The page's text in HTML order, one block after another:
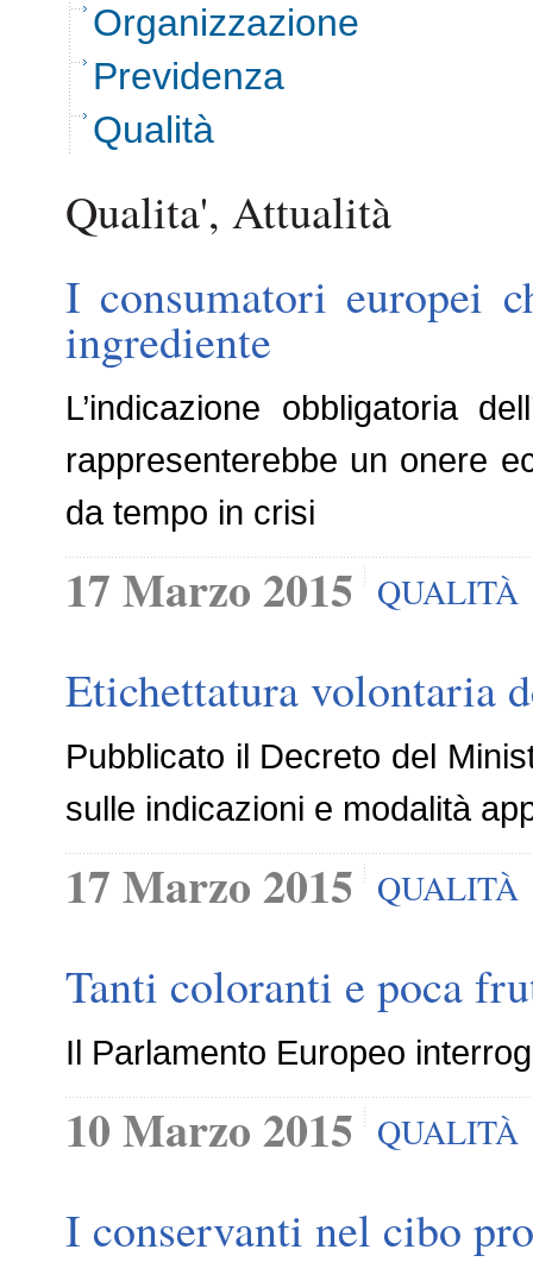
Organizzazione
Previdenza
Qualità
Qualita', Attualità
I consumatori europei
ingrediente
L’indicazione obbligatoria
rappresenterebbe un onere
da tempo in crisi
17 Marzo 2015 QUALITÀ
Etichettatura volontaria
Pubblicato il Decreto del
sulle indicazioni e modalità
17 Marzo 2015 QUALITÀ
Tanti coloranti e poca
Il Parlamento Europeo
10 Marzo 2015 QUALITÀ
I conservanti nel cibo